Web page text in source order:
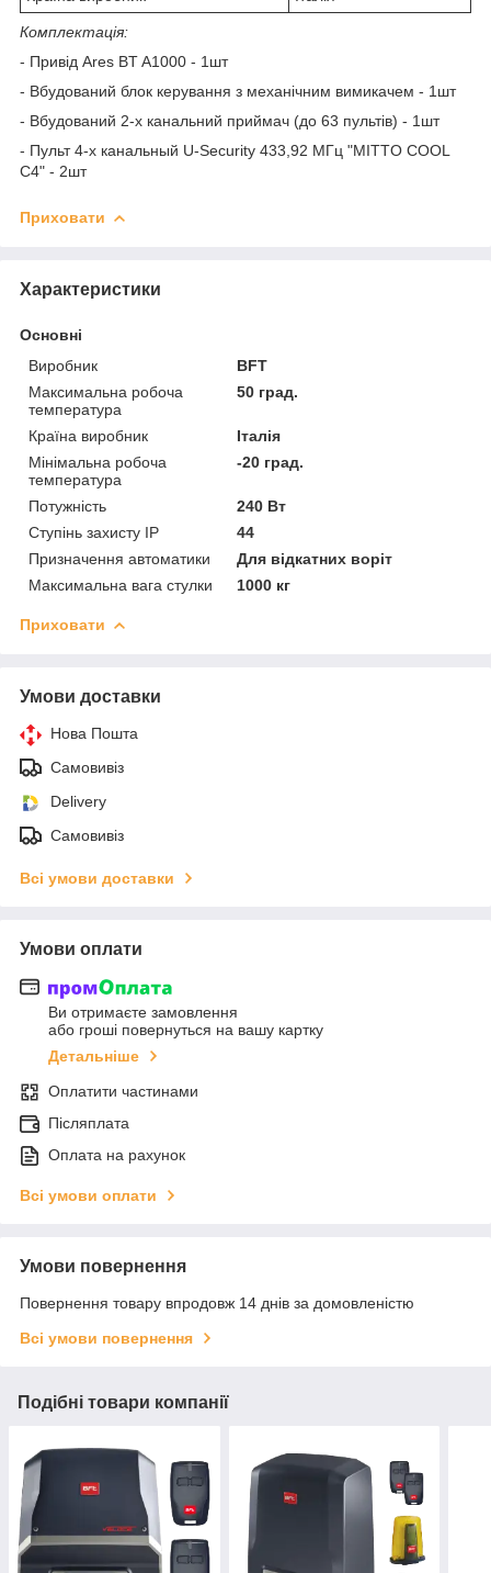
Комплектація:
- Привід Ares BT A1000 - 1шт
- Вбудований блок керування з механічним вимикачем - 1шт
- Вбудований 2-х канальний приймач (до 63 пультів) - 1шт
- Пульт 4-х канальный U-Security 433,92 МГц "MITTO COOL
C4" - 2шт
Приховати
Характеристики
Основні
Виробник
BFT
Максимальна робоча
температура
50 град.
Країна виробник
Італія
Мінімальна робоча
температура
-20 град.
Потужність
240 Вт
Ступінь захисту IP
44
Призначення автоматики
Для відкатних воріт
Максимальна вага стулки
1000 кг
Приховати
Умови доставки
Нова Пошта
Самовивіз
Delivery
Самовивіз
Всі умови доставки
Умови оплати
Ви отримаєте замовлення
або гроші повернуться на вашу картку
Детальніше
Оплатити частинами
Післяплата
Оплата на рахунок
Всі умови оплати
Умови повернення
Повернення товару впродовж 14 днів за домовленістю
Всі умови повернення
Подібні товари компанії